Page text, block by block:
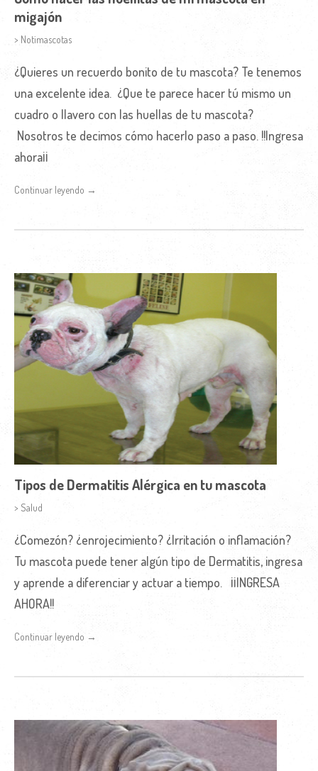
migajón
> Notimascotas
¿Quieres un recuerdo bonito de tu mascota? Te tenemos
una excelente idea. ¿Que te parece hacer tú mismo un
cuadro o llavero con las huellas de tu mascota?
Nosotros te decimos cómo hacerlo paso a paso. !!Ingresa
ahora¡¡
Continuar leyendo →
Tipos de Dermatitis Alérgica en tu mascota
> Salud
¿Comezón? ¿enrojecimiento? ¿Irritación o inflamación?
Tu mascota puede tener algún tipo de Dermatitis, ingresa
y aprende a diferenciar y actuar a tiempo. ¡¡INGRESA
AHORA!!
Continuar leyendo →